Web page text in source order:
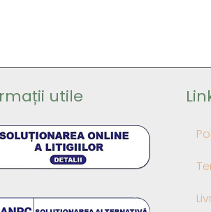
utile